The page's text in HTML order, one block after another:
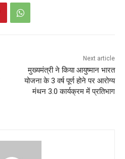
Next article
मुख्यमंत्री ने किया आयुष्मान भारत
योजना के 3 वर्ष पूर्ण होने पर आरोग्य
मंथन 3.0 कार्यक्रम में प्रतिभाग